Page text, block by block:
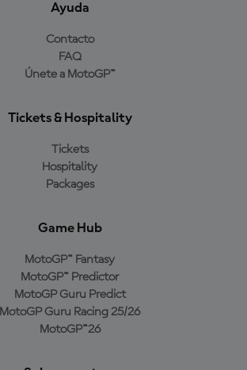
Ayuda
Contacto
FAQ
Únete a MotoGP™
Tickets & Hospitality
Tickets
Hospitality
Packages
Game Hub
MotoGP™ Fantasy
MotoGP™ Predictor
MotoGP Guru Predict
MotoGP Guru Racing 25/26
MotoGP™26